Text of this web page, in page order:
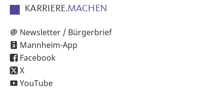
KARRIERE.MACHEN
Newsletter / Bürgerbrief
Mannheim-App
Facebook
X
YouTube